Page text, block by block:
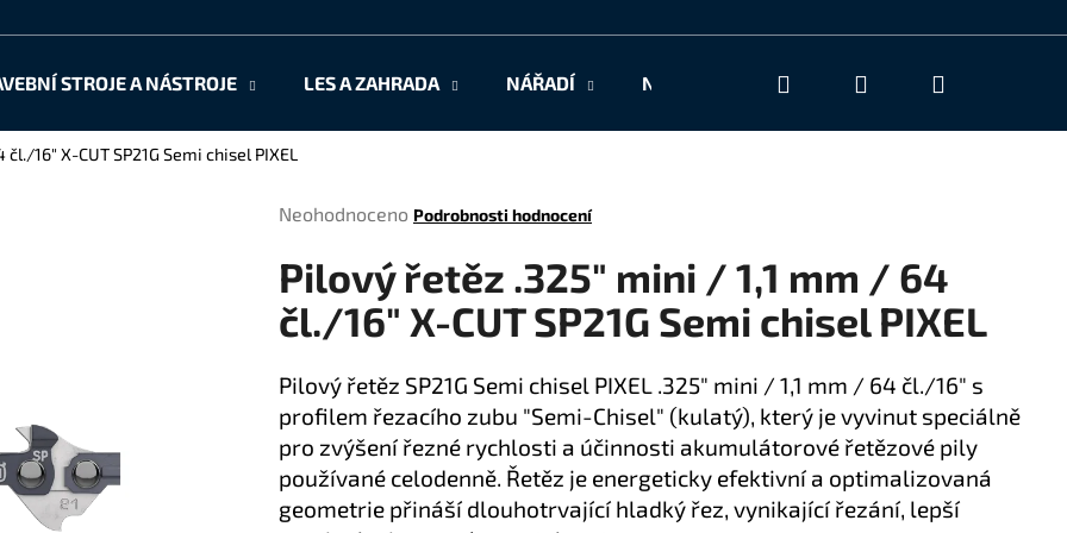
STROJE A NÁSTROJE LES A ZAHRADA NÁŘADÍ NAŠE SLUŽBY KONTAKT
Hledat Přihlášení
16" X-CUT SP21G Semi chisel PIXEL
Průměrné
produktu
je
0,0
z
hvězdiček.
Neohodnoceno Podrobnosti hodnocení
Pilový řetěz .325" mini / 1,1 mm / 64
čl./16" X-CUT SP21G Semi chisel PIXEL
Pilový řetěz SP21G Semi chisel PIXEL .325" mini / 1,1 mm / 64 čl./16" s
profilem řezacího zubu "Semi-Chisel" (kulatý), který je vyvinut speciálně
pro zvýšení řezné rychlosti a účinnosti akumulátorové řetězové pily
používané celodenně. Řetěz je energeticky efektivní a optimalizovaná
geometrie přináší dlouhotrvající hladký řez, vynikající řezání, lepší
Co potřebujete najít?
HLEDAT